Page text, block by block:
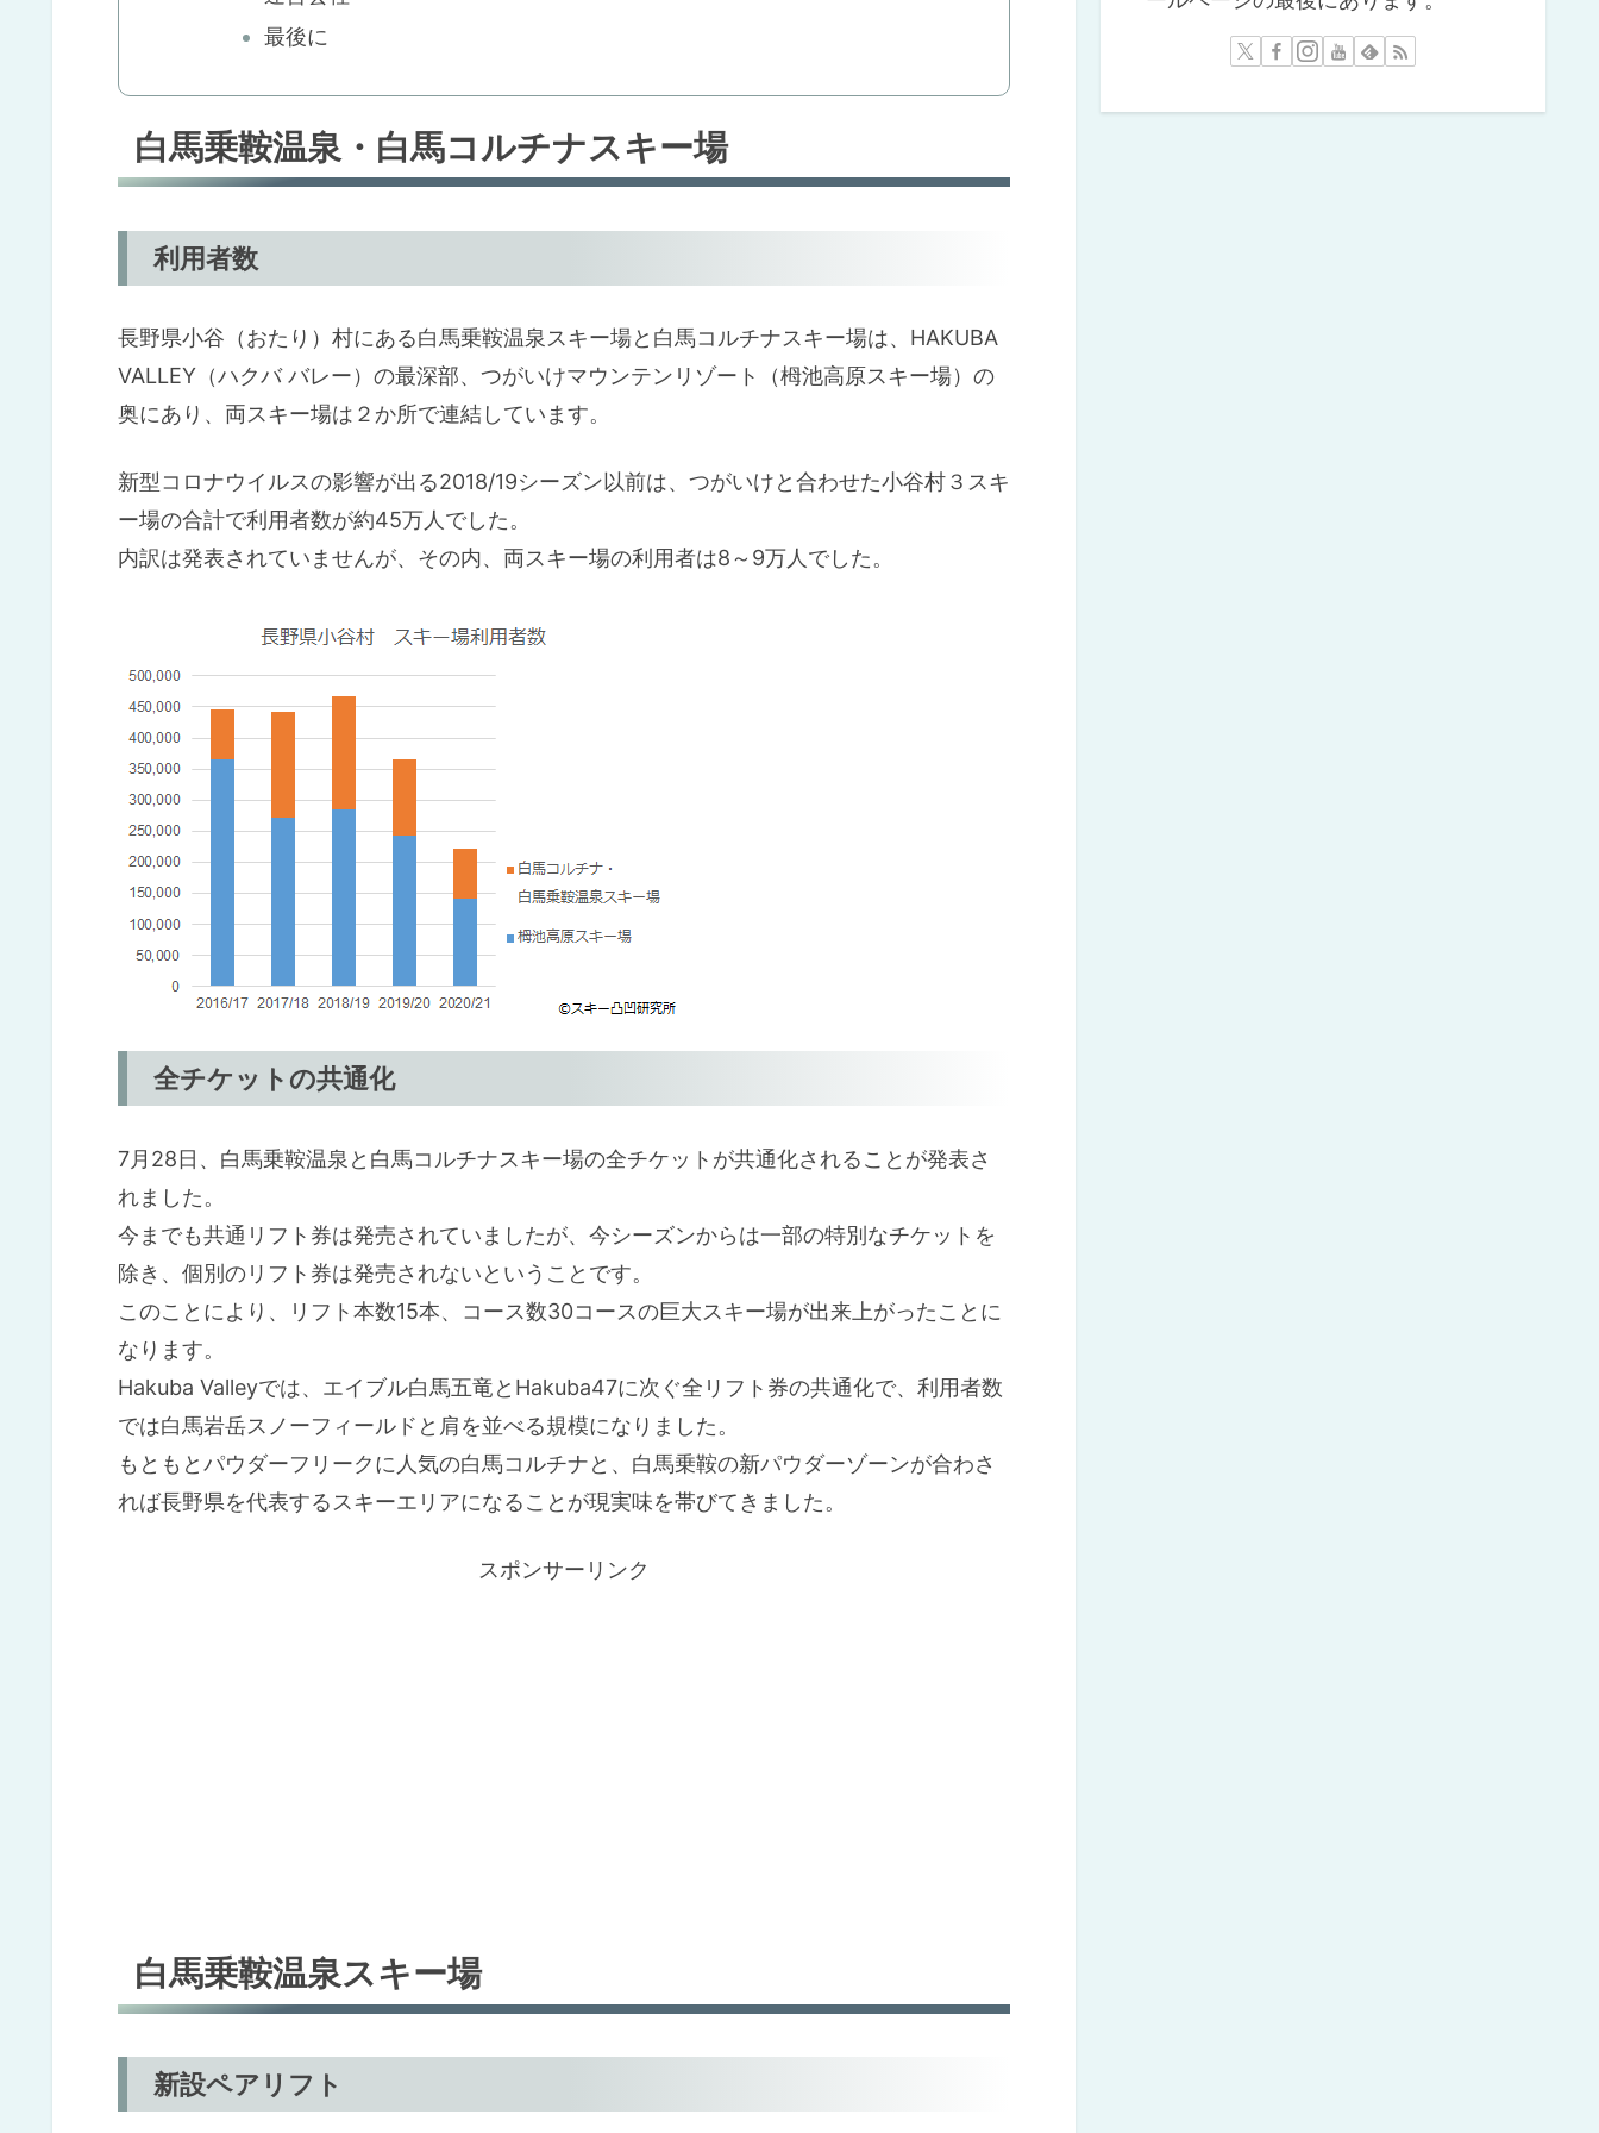
最後に
白馬乗鞍温泉・白馬コルチナスキー場
利用者数
長野県小谷（おたり）村にある白馬乗鞍温泉スキー場と白馬コルチナスキー場は、HAKUBA
VALLEY（ハクバ バレー）の最深部、つがいけマウンテンリゾート（栂池高原スキー場）の
奥にあり、両スキー場は２か所で連結しています。
新型コロナウイルスの影響が出る2018/19シーズン以前は、つがいけと合わせた小谷村３スキ
ー場の合計で利用者数が約45万人でした。
内訳は発表されていませんが、その内、両スキー場の利用者は8～9万人でした。
全チケットの共通化
7月28日、白馬乗鞍温泉と白馬コルチナスキー場の全チケットが共通化されることが発表さ
れました。
今までも共通リフト券は発売されていましたが、今シーズンからは一部の特別なチケットを
除き、個別のリフト券は発売されないということです。
このことにより、リフト本数15本、コース数30コースの巨大スキー場が出来上がったことに
なります。
Hakuba Valleyでは、エイブル白馬五竜とHakuba47に次ぐ全リフト券の共通化で、利用者数
では⽩⾺岩岳スノーフィールドと肩を並べる規模になりました。
もともとパウダーフリークに人気の白馬コルチナと、白馬乗鞍の新パウダーゾーンが合わさ
れば長野県を代表するスキーエリアになることが現実味を帯びてきました。
スポンサーリンク
白馬乗鞍温泉スキー場
新設ペアリフト